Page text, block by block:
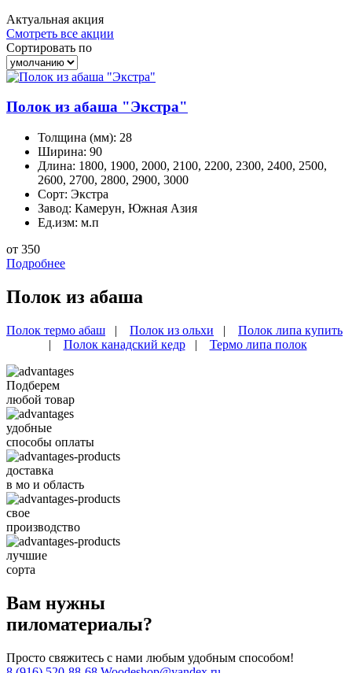
Актуальная акция
Смотреть все акции
Сортировать по
Полок из абаша "Экстра"
Толщина (мм): 28
Ширина: 90
Длина: 1800, 1900, 2000, 2100, 2200, 2300, 2400, 2500,
2600, 2700, 2800, 2900, 3000
Сорт: Экстра
Завод: Камерун, Южная Азия
Ед.изм: м.п
от 350
Подробнее
Полок из абаша
Полок термо абаш | Полок из ольхи | Полок липа купить
| Полок канадский кедр| Термо липа полок
Подберем
любой товар
удобные
способы оплаты
доставка
в мо и область
свое
производство
лучшие
сорта
Вам нужны
пиломатериалы?
Просто свяжитесь с нами любым удобным способом!